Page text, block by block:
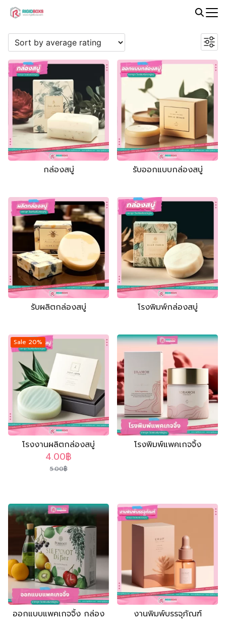
Skip
content
for:
PROMOTION
Search
กล่องจั่วปัง
ถุงกระดาษ
กล่องบรรจุภัณฑ์
กล่องทรงกระบอก
ใบปลิว แผ่นพับ
ถุงผ้า
ป้ายไฟ
ไม้ก๊อก
กล่องจั่วปัง
กล่องกระดาษแข็ง ฝาครอบ
กล่องฝาครอบมีบ่า
กล่องฝาครอบโชว์บ่า
กล่องสบู่ รับออกแบบกล่องสบู่
รับผลิตกล่องสบู่ โรงพิมพ์กล่องสบู่
Sale 20%
โรงงานผลิตกล่องสบู่
5.00฿
Original
price
4.00฿
โรงพิมพ์แพคเกจจิ้ง
ออกแบบแพคเกจจิ้ง กล่อง งานพิมพ์บรรจุภัณฑ์